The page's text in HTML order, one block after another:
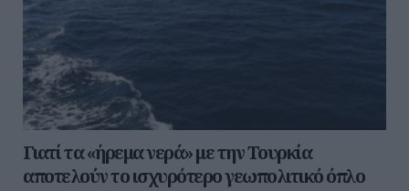
Γιατί τα «ήρεμα νερά» με την Τουρκία
αποτελούν το ισχυρότερο γεωπολιτικό όπλο